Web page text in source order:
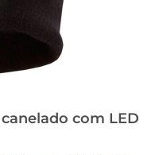
com LED